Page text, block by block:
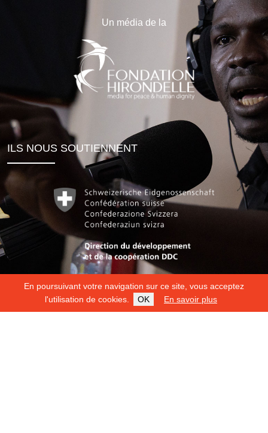
En poursuivant votre navigation sur ce site, vous acceptez
l'utilisation de cookies.
OK En savoir plus
Un média de la
ILS NOUS SOUTIENNENT